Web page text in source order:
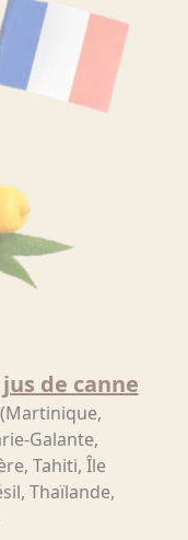
de canne
Galante,
Tahiti, Île
Thaïlande,